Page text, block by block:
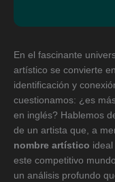
En el fascinante
artístico se convierte
identificación y
cuestionamos: ¿es
en inglés? Hablemos
de un artista que, a
nombre artístico
este competitivo
un análisis profundo